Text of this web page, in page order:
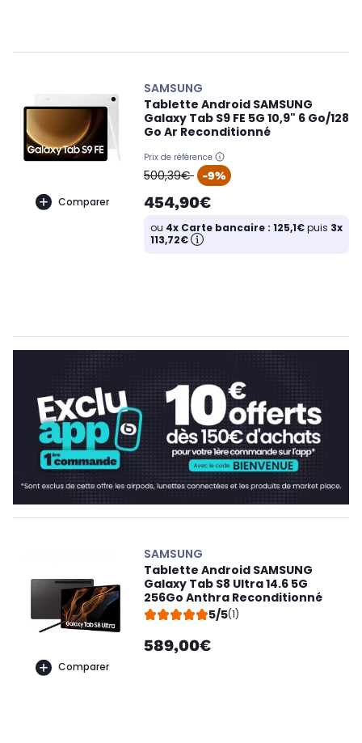
Comparer
SAMSUNG
Tablette Android SAMSUNG
Galaxy Tab S9 FE 5G 10,9" 6 Go/128
Go Ar Reconditionné
Prix de référence
oldPrice
500,39€ -9%
454,90€
ou 4x Carte bancaire : 125,1€puis 3x
113,72€
Comparer
SAMSUNG
Tablette Android SAMSUNG
Galaxy Tab S8 Ultra 14.6 5G
256Go Anthra Reconditionné
5/5(1)
589,00€